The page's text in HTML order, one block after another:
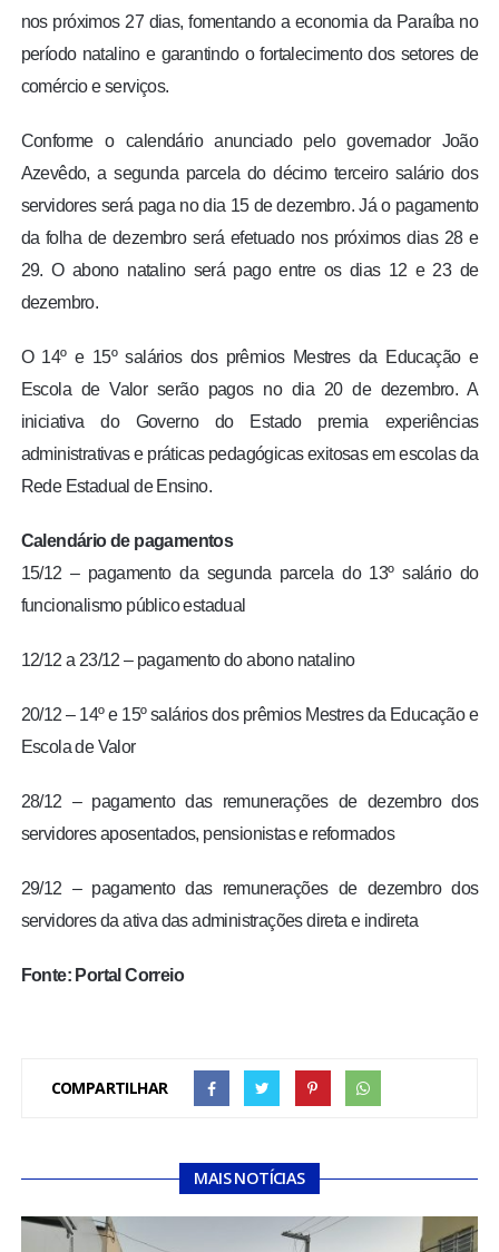
nos próximos 27 dias, fomentando a economia da Paraíba no
período natalino e garantindo o fortalecimento dos setores de
comércio e serviços.
Conforme o calendário anunciado pelo governador João
Azevêdo, a segunda parcela do décimo terceiro salário dos
servidores será paga no dia 15 de dezembro. Já o pagamento
da folha de dezembro será efetuado nos próximos dias 28 e
29. O abono natalino será pago entre os dias 12 e 23 de
dezembro.
O 14º e 15º salários dos prêmios Mestres da Educação e
Escola de Valor serão pagos no dia 20 de dezembro. A
iniciativa do Governo do Estado premia experiências
administrativas e práticas pedagógicas exitosas em escolas da
Rede Estadual de Ensino.
Calendário de pagamentos
15/12 – pagamento da segunda parcela do 13º salário do
funcionalismo público estadual
12/12 a 23/12 – pagamento do abono natalino
20/12 – 14º e 15º salários dos prêmios Mestres da Educação e
Escola de Valor
28/12 – pagamento das remunerações de dezembro dos
servidores aposentados, pensionistas e reformados
29/12 – pagamento das remunerações de dezembro dos
servidores da ativa das administrações direta e indireta
Fonte: Portal Correio
COMPARTILHAR
MAIS NOTÍCIAS